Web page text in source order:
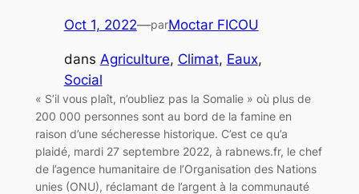
Oct 1, 2022—parMoctar FICOU
dans Agriculture, Climat, Eaux
Social
« S’il vous plaît, n’oubliez pas la Somalie » où plus de
200 000 personnes sont au bord de la famine en
raison d’une sécheresse historique. C’est ce qu’a
plaidé, mardi 27 septembre 2022, à rabnews.fr, le chef
de l’agence humanitaire de l’Organisation des Nations
unies (ONU), réclamant de l’argent à la communauté